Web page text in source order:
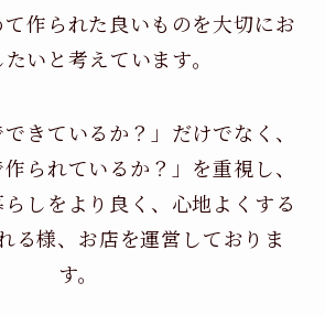
作られた良いものを大切にお
いと考えています。
できているか？」だけでなく、
作られているか？」を重視し、
しをより良く、心地よくする
る様、お店を運営しておりま
す。